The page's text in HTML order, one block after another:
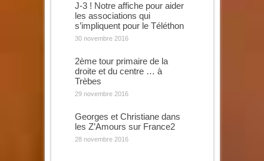
J-3 ! Notre affiche pour aider
les associations qui
s’impliquent pour le Téléthon
30 novembre 2016
2ème tour primaire de la
droite et du centre … à
Trèbes
29 novembre 2016
Georges et Christiane dans
les Z’Amours sur France2
28 novembre 2016